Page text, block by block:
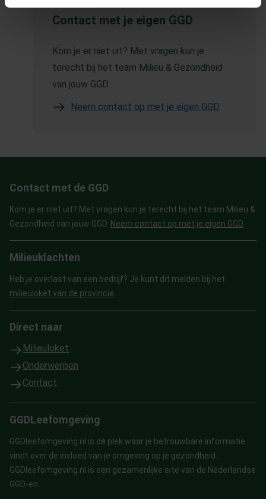
Contact met je eigen GGD
Kom je er niet uit? Met vragen kun je
terecht bij het team Milieu & Gezondheid
van jouw GGD.
Neem contact op met je eigen GGD
Contact met de GGD
Kom je er niet uit? Met vragen kun je terecht bij het team Milieu &
Gezondheid van jouw GGD. Neem contact op met je eigen GGD
Milieuklachten
Heb je overlast van een bedrijf? Je kunt dit melden bij het
milieuloket van de provincie.
Direct naar
Milieuloket
Onderwerpen
Contact
GGDLeefomgeving
GGDleefomgeving.nl is dé plek waar je betrouwbare informatie
vindt over de invloed van je omgeving op je gezondheid.
GGDleefomgeving.nl is een gezamenlijke site van de Nederlandse
GGD-en.